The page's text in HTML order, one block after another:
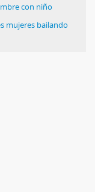
con niño
mujeres bailando